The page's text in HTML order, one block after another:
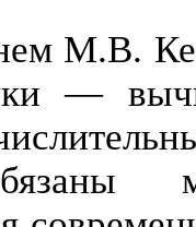
М.В.
—